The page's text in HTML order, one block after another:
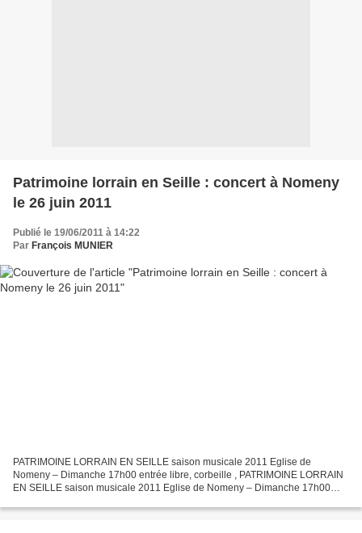
Patrimoine lorrain en Seille : concert à Nomeny
le 26 juin 2011
Publié le 19/06/2011 à 14:22
Par François MUNIER
PATRIMOINE LORRAIN EN SEILLE saison musicale 2011 Eglise de
Nomeny – Dimanche 17h00 entrée libre, corbeille , PATRIMOINE LORRAIN
EN SEILLE saison musicale 2011 Eglise de Nomeny – Dimanche 17h00